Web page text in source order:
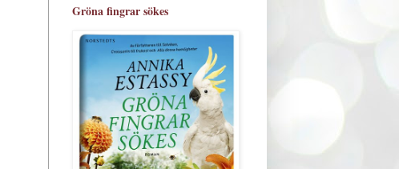
Gröna fingrar sökes